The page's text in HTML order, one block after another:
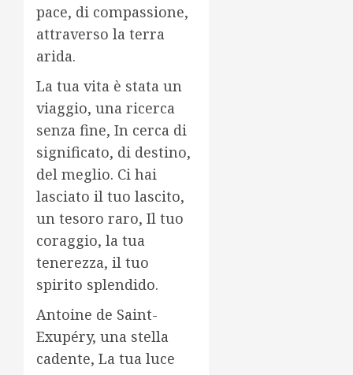
pace, di compassione,
attraverso la terra
arida.
La tua vita è stata un
viaggio, una ricerca
senza fine, In cerca di
significato, di destino,
del meglio. Ci hai
lasciato il tuo lascito,
un tesoro raro, Il tuo
coraggio, la tua
tenerezza, il tuo
spirito splendido.
Antoine de Saint-
Exupéry, una stella
cadente, La tua luce